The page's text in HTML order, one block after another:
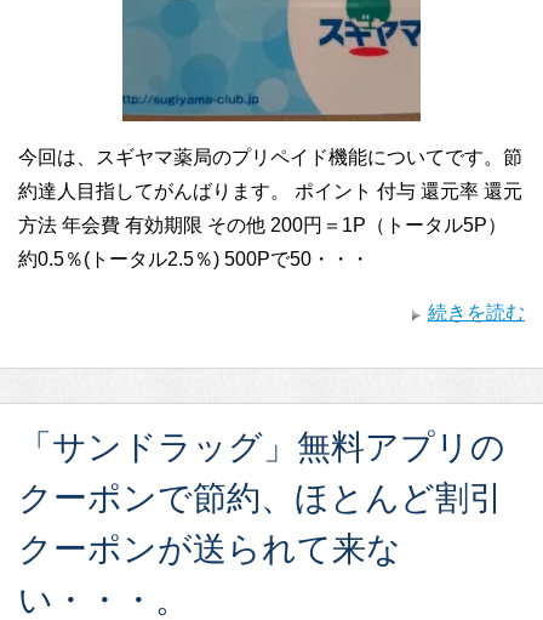
今回は、スギヤマ薬局のプリペイド機能についてです。節
約達人目指してがんばります。 ポイント 付与 還元率 還元
方法 年会費 有効期限 その他 200円＝1P（トータル5P）
約0.5％(トータル2.5％) 500Pで50・・・
続きを読む
「サンドラッグ」無料アプリの
クーポンで節約、ほとんど割引
クーポンが送られて来な
い・・・。